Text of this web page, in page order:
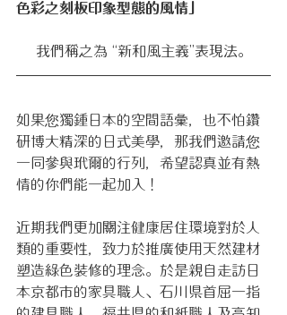
色彩之刻板印象型態的風情」
我們稱之為 “新和風主義”表現法。
如果您獨鍾日本的空間語彙，也不怕鑽
研博大精深的日式美學，那我們邀請您
一同參與玳爾的行列，希望認真並有熱
情的你們能一起加入！
近期我們更加關注健康居住環境對於人
類的重要性，致力於推廣使用天然建材
塑造綠色裝修的理念。於是親自走訪日
本京都市的家具職人、石川県首屈一指